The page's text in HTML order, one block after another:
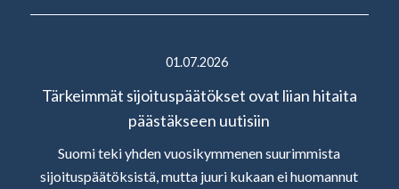
01.07.2026
Tärkeimmät sijoituspäätökset ovat liian hitaita
päästäkseen uutisiin
Suomi teki yhden vuosikymmenen suurimmista
sijoituspäätöksistä, mutta juuri kukaan ei huomannut